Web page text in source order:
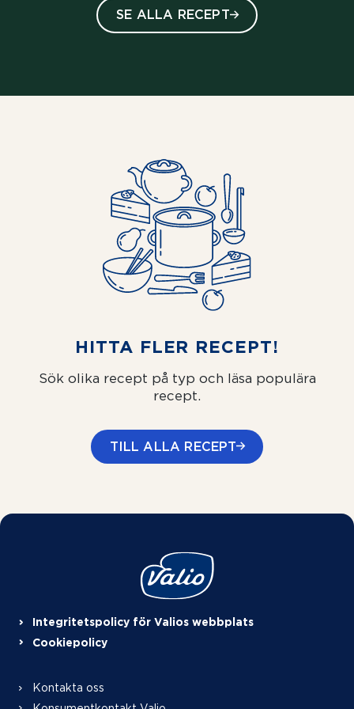
SE ALLA RECEPT
HITTA FLER RECEPT!
Sök olika recept på typ och läsa populära
recept.
TILL ALLA RECEPT
Integritetspolicy för Valios webbplats
Cookiepolicy
Kontakta oss